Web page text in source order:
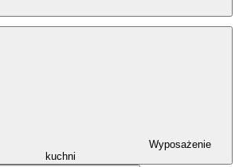
Wyposażenie
kuchni